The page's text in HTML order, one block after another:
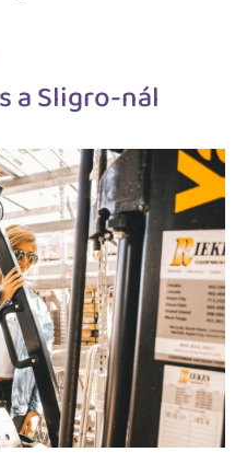
a Sligro-nál